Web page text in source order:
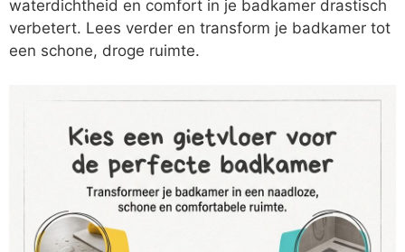
waterdichtheid en comfort in je badkamer drastisch
verbetert. Lees verder en transform je badkamer tot
een schone, droge ruimte.